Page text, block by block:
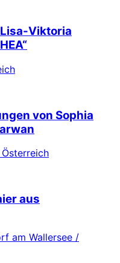
Viktoria
von Sophia
aus
am Wallersee /